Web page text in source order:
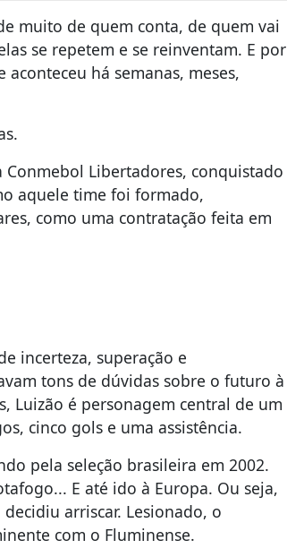
muito de quem conta, de quem vai
se repetem e se reinventam. E por
há semanas, meses,
Libertadores, conquistado
aquele time foi formado,
como uma contratação feita em
incerteza, superação e
tons de dúvidas sobre o futuro à
Luizão é personagem central de um
cinco gols e uma assistência.
pela seleção brasileira em 2002.
E até ido à Europa. Ou seja,
arriscar. Lesionado, o
com o Fluminense.